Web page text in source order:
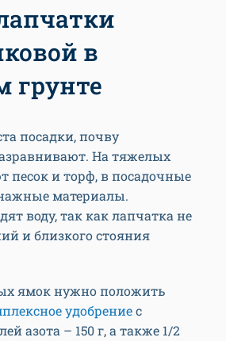
в
грунте
посадки, почву
На тяжелых
песок и торф, в посадочные
материалы.
воду, так как лапчатка не
и близкого стояния
ямок нужно положить
удобрениес
азота – 150 г, а также 1/2